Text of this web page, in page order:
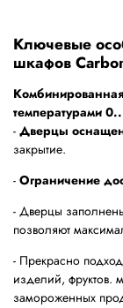
Ключевые
шкафов
температурами
- Дверцы
закрытие.
- Ограничение
- Дверцы
позволяют
- Прекрасно
изделий, фруктов.
замороженных